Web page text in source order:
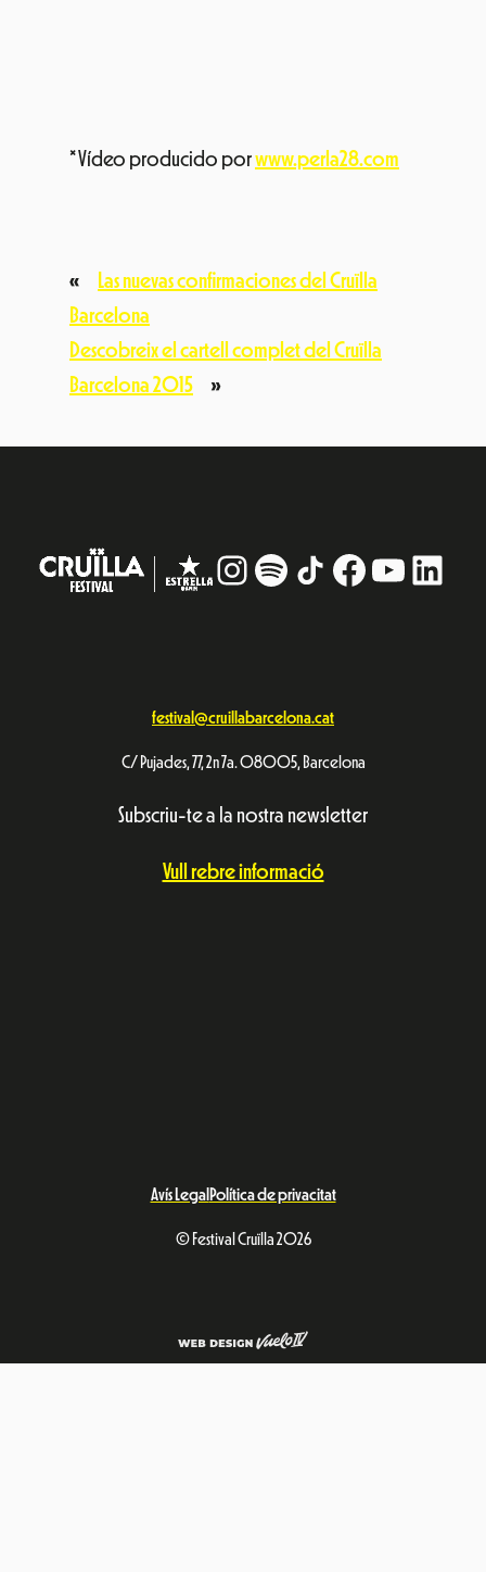
* Vídeo producido porwww.perla28.com
«
Las nuevas confirmaciones del Cruïlla
Barcelona
Descobreix el cartell complet del Cruïlla
Barcelona 2015
»
Instagram
# TikTokFacebook
festival@cruillabarcelona.cat
C/ Pujades, 77, 2n 7a. 08005, Barcelona
Subscriu-te a la nostra newsletter
Vull rebre informació
Avís Legal Política de privacitat
© Festival Cruïlla 2026